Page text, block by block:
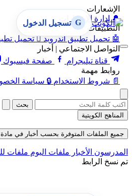
الإشعارات
🔔 إدارة الإشعارات
التطبيقات
🤖 تحميل تطبيق أندرويد  تحميل
التواصل الاجتماعي | أخبار
قناة تيليجرام
صفحة فيسبوك
روابط مهمة
📄 شروط الاستخدام 🔒 سياسة
G تسجيل الدخول
بحث
المناهج الكويتية
جميع الملفات المتوفرة بحسب أخبار في مادة online_education بحسب الفصل الثاني في قسم ملفات متنوعة حتى تاريخ 08-08-2026
المدرسون الأخبار ملفات اليوم ملفات
تم نسخ الرابط